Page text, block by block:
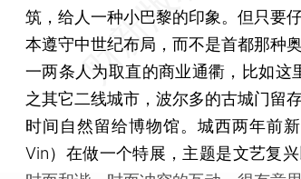
筑，给人一种小巴黎的印象。但只要
本遵守中世纪布局，而不是首都那种
一两条人为取直的商业通衢，比如这
之其它二线城市，波尔多的古城门留
时间自然留给博物馆。城西两年前
Vin）在做一个特展，主题是文艺复